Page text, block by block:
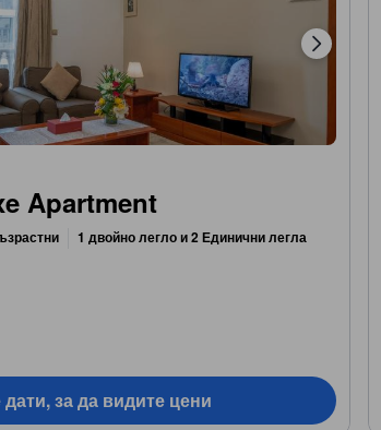
Apartment
1 двойно легло и 2 Единични легла
за да видите цени